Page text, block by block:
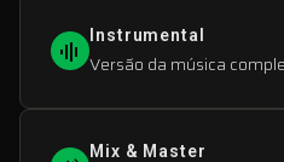
Instrumental
Versão da música
Mix & Master